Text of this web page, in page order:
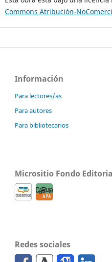
Commons Atribución-
Información
Para lectores/as
Para autores
Para bibliotecarios
Micrositio Fondo
Redes sociales